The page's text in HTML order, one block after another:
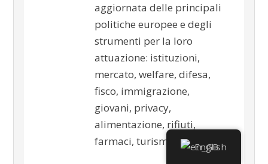
aggiornata delle principali
politiche europee e degli
strumenti per la loro
attuazione: istituzioni,
mercato, welfare, difesa,
fisco, immigrazione,
giovani, privacy,
alimentazione, rifiuti,
farmaci, turismo, sport…
English